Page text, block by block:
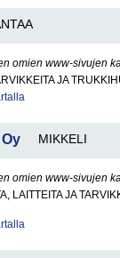
omien www-sivujen
JA
MIKKELI
omien www-sivujen
LAITTEITA JA